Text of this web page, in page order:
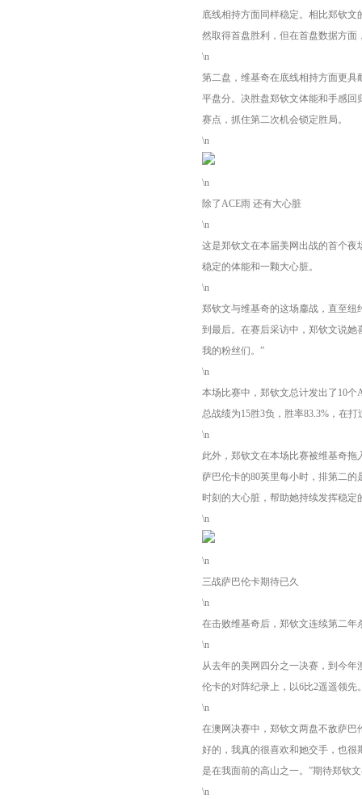
底线相持方面同样稳定。相比郑钦
然取得首盘胜利，但在首盘数据方面
\n
第二盘，维基奇在底线相持方面更
平盘分。决胜盘郑钦文体能和手感
赛点，抓住第二次机会锁定胜局。
\n
\n
除了ACE雨 还有大心脏
\n
这是郑钦文在本届美网出战的首个
稳定的体能和一颗大心脏。
\n
郑钦文与维基奇的这场鏖战，直至
到最后。在赛后采访中，郑钦文说
我的粉丝们。”
\n
本场比赛中，郑钦文总计发出了10
总战绩为15胜3负，胜率83.3%，在
\n
此外，郑钦文在本场比赛被维基奇
萨巴伦卡的80英里每小时，排第二
时刻的大心脏，帮助她持续发挥稳定
\n
\n
三战萨巴伦卡期待已久
\n
在击败维基奇后，郑钦文连续第二
\n
从去年的美网四分之一决赛，到今
伦卡的对阵纪录上，以6比2遥遥领先
\n
在澳网决赛中，郑钦文两盘不敌萨
好的，我真的很喜欢和她交手，也
是在我面前的高山之一。”期待郑钦
\n